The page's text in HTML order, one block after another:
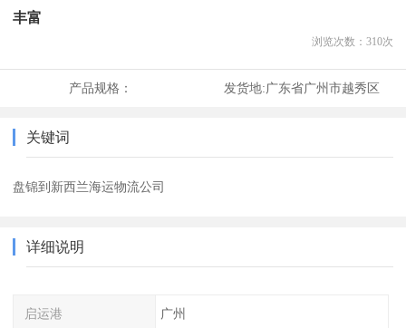
丰富
浏览次数： 310次
产品规格： 发货地:广东省广州市越秀区
关键词
盘锦到新西兰海运物流公司
详细说明
启运港 广州